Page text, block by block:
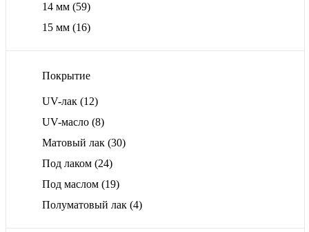
14 мм (59)
15 мм (16)
Покрытие
UV-лак (12)
UV-масло (8)
Матовый лак (30)
Под лаком (24)
Под маслом (19)
Полуматовый лак (4)